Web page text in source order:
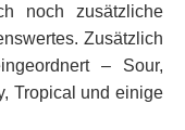
noch zusätzliche
Zusätzlich
– Sour,
Tropical und einige